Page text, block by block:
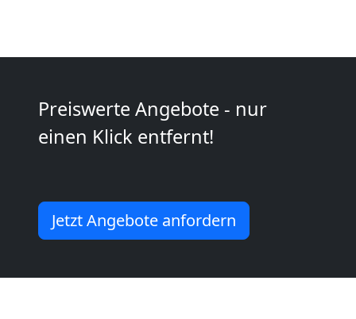
Preiswerte Angebote - nur
einen Klick entfernt!
Jetzt Angebote anfordern
National
Möbeltransport
Beiladung